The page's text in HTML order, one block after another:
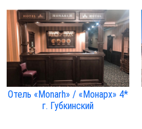
Отель «Monarh» / «Монарх» 4*
г. Губкинский